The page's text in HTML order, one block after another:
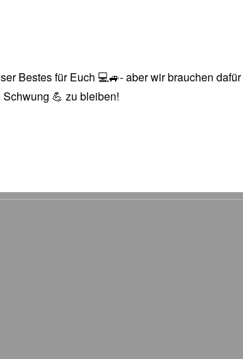
Bestes für Euch 💻🚙- aber wir brauchen
💪 zu bleiben!